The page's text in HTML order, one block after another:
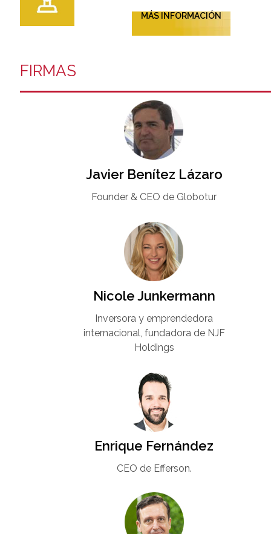
MÁS INFORMACIÓN
FIRMAS
Javier Benítez Lázaro
Founder & CEO de Globotur​
Nicole Junkermann​
Inversora y emprendedora
internacional, fundadora de NJF
Holdings
Enrique Fernández
CEO de Efferson.